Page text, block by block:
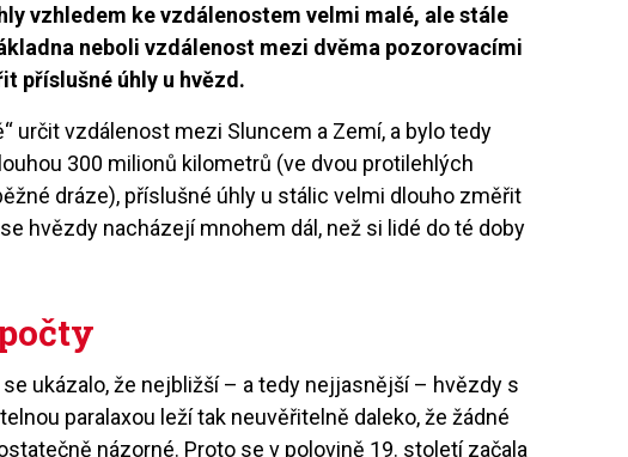
vzhledem ke vzdálenostem velmi malé, ale stále
neboli vzdálenost mezi dvěma pozorovacími
příslušné úhly u hvězd.
určit vzdálenost mezi Sluncem a Zemí, a bylo tedy
300 milionů kilometrů (ve dvou protilehlých
dráze), příslušné úhly u stálic velmi dlouho změřit
hvězdy nacházejí mnohem dál, než si lidé do té doby
ukázalo, že nejbližší – a tedy nejjasnější – hvězdy s
paralaxou leží tak neuvěřitelně daleko, že žádné
názorné. Proto se v polovině 19. století začala